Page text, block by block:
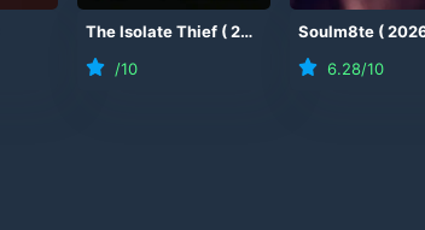
The Isolate Thief (2026
/10
Soulm8te (
6.28/10